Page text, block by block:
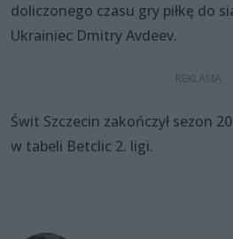
doliczonego czasu gry piłkę do
Ukrainiec Dmitry Avdeev.
Świt Szczecin zakończył sezon
w tabeli Betclic 2. ligi.